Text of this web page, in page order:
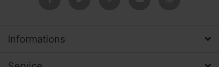
Informations